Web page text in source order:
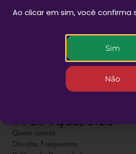
BEST SESSIONS
Novas experiências para as suas
INFORMAÇÕES ÚTEIS
Quem somos
Dúvidas Frequentes
Ao clicar em sim, você confirma
Sim
Não